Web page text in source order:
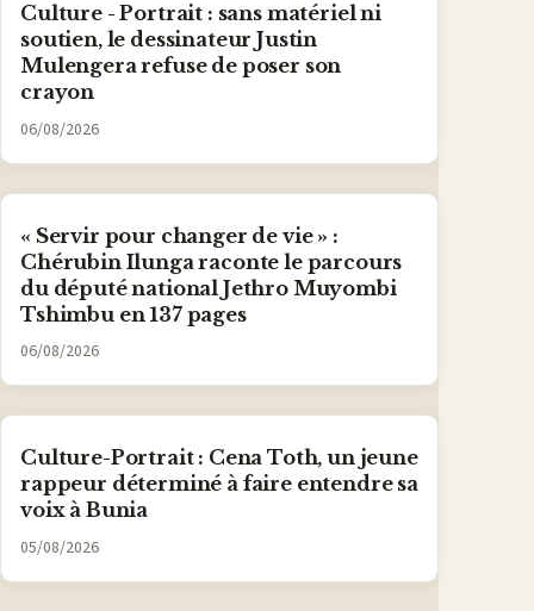
Culture - Portrait : sans matériel ni
soutien, le dessinateur Justin
Mulengera refuse de poser son
crayon
06/08/2026
« Servir pour changer de vie » :
Chérubin Ilunga raconte le parcours
du député national Jethro Muyombi
Tshimbu en 137 pages
06/08/2026
Culture-Portrait : Cena Toth, un jeune
rappeur déterminé à faire entendre sa
voix à Bunia
05/08/2026